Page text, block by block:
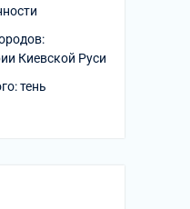
Киевской Руси
тень